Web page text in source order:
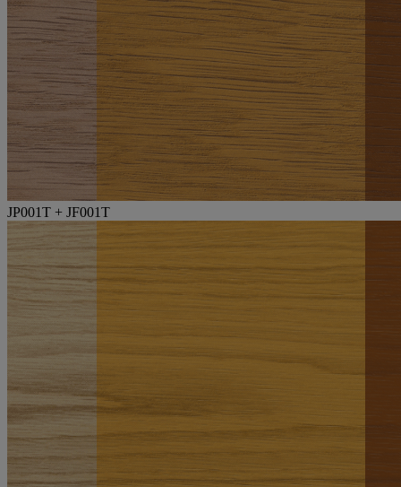
JP001T + JF001T